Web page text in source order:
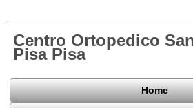
Centro Ortopedico
Pisa Pisa
Home